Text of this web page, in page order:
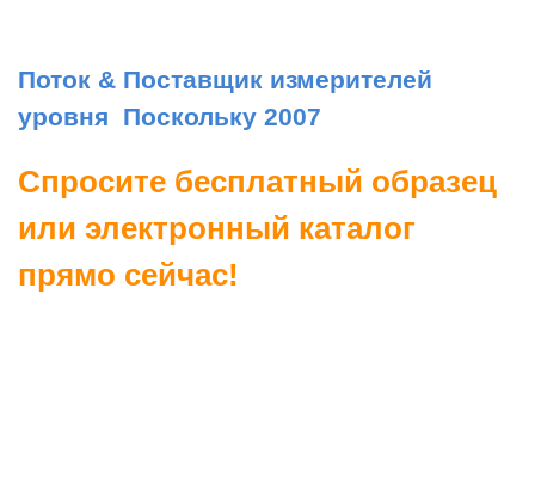
Поток & Поставщик измерителей
уровня Поскольку 2007
Спросите бесплатный образец
или электронный каталог
прямо сейчас!